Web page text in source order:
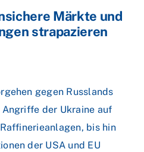
Märkte und
strapazieren
gegen Russlands
der Ukraine auf
bis hin
der USA und EU